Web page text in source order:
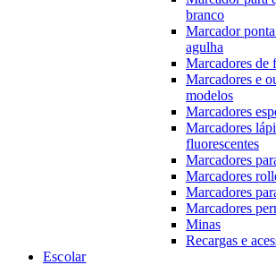
branco
Marcador
agulha
Marcadores de
Marcadores e
modelos
Marcadores
Marcadores
fluorescentes
Marcadores
Marcadores
Marcadores
Marcadores
Minas
Recargas e
Escolar